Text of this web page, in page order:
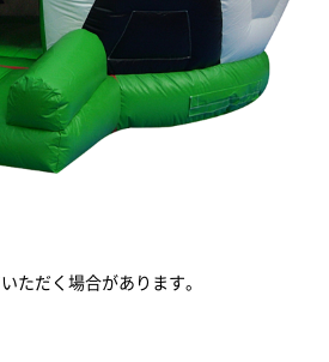
ただく場合があります。